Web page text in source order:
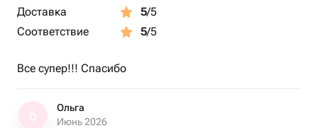
Доставка 5/5
Соответствие
5/5
Все супер!!! Спасибо
Ольга
Июнь 2026